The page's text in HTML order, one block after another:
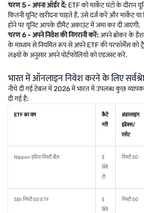
चरण 5 - अपना ऑर्डर दें: ETF को मार्केट घंटों के दौरान
कितनी यूनिट खरीदना चाहते हैं, उसे दर्ज करें और मार्केट
होने पर यूनिट आपके डीमैट अकाउंट में जमा कर दी जाएगी.
चरण 6 - अपने निवेश की निगरानी करें:अपने ब्रोकर के
के माध्यम से नियमित रूप से अपने ETF की परफॉर्मेंस को
लक्ष्यों के अनुसार अपने पोर्टफोलियो को एडजस्ट करें.
भारत में ऑनलाइन निवेश करने के लिए
नीचे दी गई टेबल में 2026 में भारत में उपलब्ध कुछ व्यापक
दी गई है:
ETF का नाम
कैटे
गरी
अंडरलाइंग
इंडेक्स/
एसेट
Nippon इंडिया निफ्टी बीज़
इ
क्वि
टी
निफ्टी 50
SBI निफ्टी 50 ETF
इ
क्वि
निफ्टी 50